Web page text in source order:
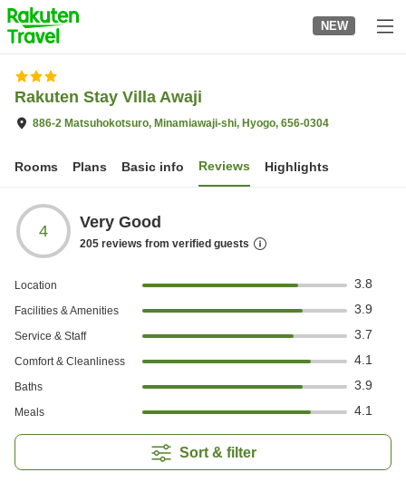
to
top
page
NEW
Rakuten Stay Villa Awaji
886-2 Matsuhokotsuro, Minamiawaji-shi, Hyogo, 656-0304
Rooms Plans Basic info Reviews Highlights
4 Very Good
205 reviews from verified guests
Location 3.8
Facilities & Amenities 3.9
Service & Staff 3.7
Comfort & Cleanliness 4.1
Baths 3.9
Meals 4.1
Sort & filter